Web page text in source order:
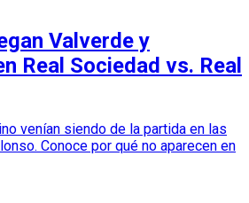
Valverde y
Real Sociedad vs. Real
venían siendo de la partida en las
Conoce por qué no aparecen en